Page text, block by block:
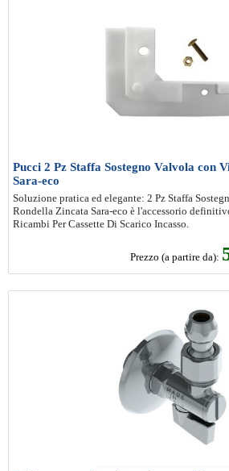
Pucci 2 Pz Staffa Sostegno Valvola con
Sara-eco
Soluzione pratica ed elegante: 2 Pz Staffa
Rondella Zincata Sara-eco è l'accessorio
Ricambi Per Cassette Di Scarico Incasso.
Prezzo (a partire da):